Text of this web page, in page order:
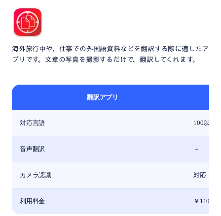
海外旅行中や、仕事での外国語資料などを翻訳する際に適したア
プリです。文章の写真を撮影するだけで、翻訳してくれます。
翻訳アプリ
対応言語 100以上
音声翻訳 －
カメラ認識 対応
利用料金 ￥110～